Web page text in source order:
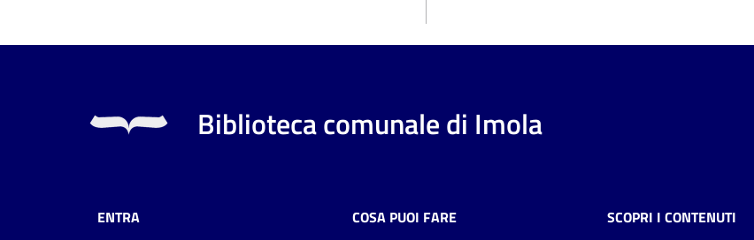
Biblioteca comunale di Imola
ENTRA COSA PUOI FARE SCOPRI I CONTENUTI